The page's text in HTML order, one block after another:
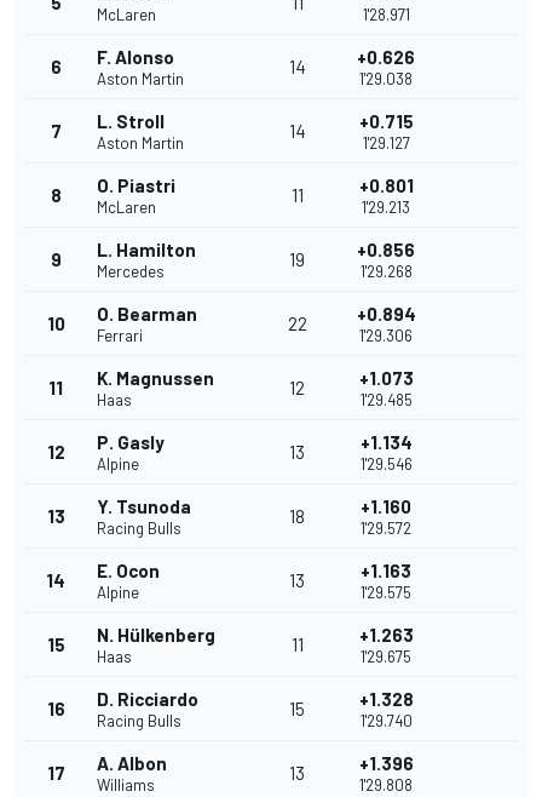
McLaren 1'28.971
6 F. Alonso
Aston Martin
14 +0.626
1'29.038
7 L. Stroll
Aston Martin
14 +0.715
1'29.127
8 O. Piastri
McLaren
11 +0.801
1'29.213
9 L. Hamilton
Mercedes
19 +0.856
1'29.268
10 O. Bearman
Ferrari
22 +0.894
1'29.306
11 K. Magnussen
Haas
12 +1.073
1'29.485
12 P. Gasly
Alpine
13 +1.134
1'29.546
13 Y. Tsunoda
Racing Bulls
18 +1.160
1'29.572
14 E. Ocon
Alpine
13 +1.163
1'29.575
15 N. Hülkenberg
Haas
11 +1.263
1'29.675
16 D. Ricciardo
Racing Bulls
15 +1.328
1'29.740
17 A. Albon
Williams
13 +1.396
1'29.808